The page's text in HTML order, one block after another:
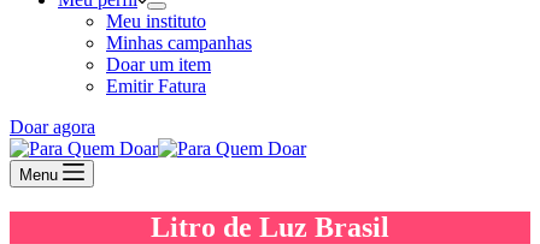
Meu instituto
Minhas campanhas
Doar um item
Emitir Fatura
Doar agora
Menu
Litro de Luz Brasil